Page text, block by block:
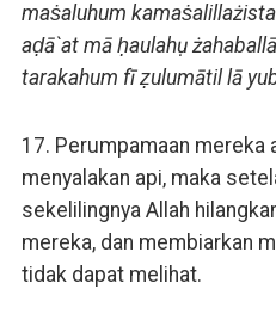
maṡaluhum
aḍā`at mā ḥaulahụ
tarakahum fī ẓulumātil lā
17. Perumpamaan mereka
menyalakan api, maka
sekelilingnya Allah
mereka, dan membiarkan
tidak dapat melihat.